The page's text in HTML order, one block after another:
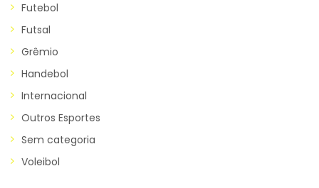
Futebol
Futsal
Grêmio
Handebol
Internacional
Outros Esportes
Sem categoria
Voleibol